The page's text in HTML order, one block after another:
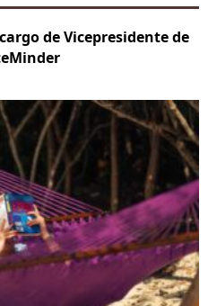
de Vicepresidente de